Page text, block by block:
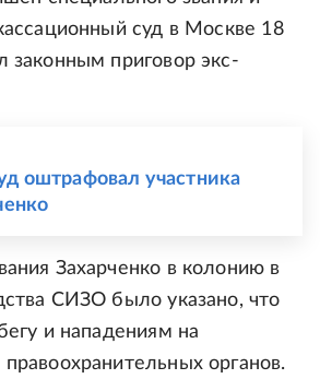
суд в Москве 18
законным приговор экс-
оштрафовал участника
Захарченко в колонию в
СИЗО было указано, что
и нападениям на
органов.